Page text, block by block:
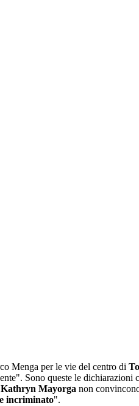
Menga per le vie del centro di
Sono queste le dichiarazioni
Kathryn Mayorga non
incriminato".